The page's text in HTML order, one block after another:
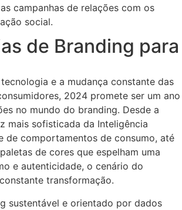
campanhas de relações com os
social.
de Branding para
e a mudança constante das
2024 promete ser um ano
no mundo do branding. Desde a
mais sofisticada da Inteligência
de comportamentos de consumo, até
de cores que espelham uma
e autenticidade, o cenário do
transformação.
sustentável e orientado por dados